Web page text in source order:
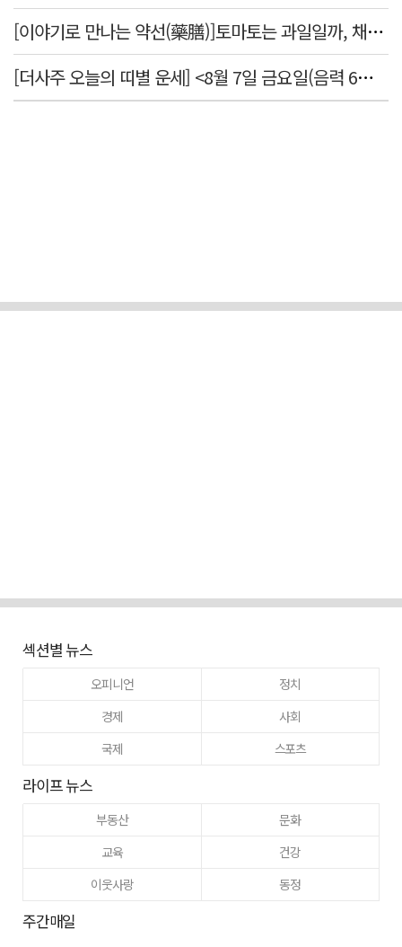
[이야기로 만나는 약선(藥膳)]토마토는 과일일까, 채소일까
[더사주 오늘의 띠별 운세] <8월 7일 금요일(음력 6월25일)>
섹션별 뉴스
오피니언
정치
경제
사회
국제
스포츠
라이프 뉴스
부동산
문화
교육
건강
이웃사랑
동정
주간매일